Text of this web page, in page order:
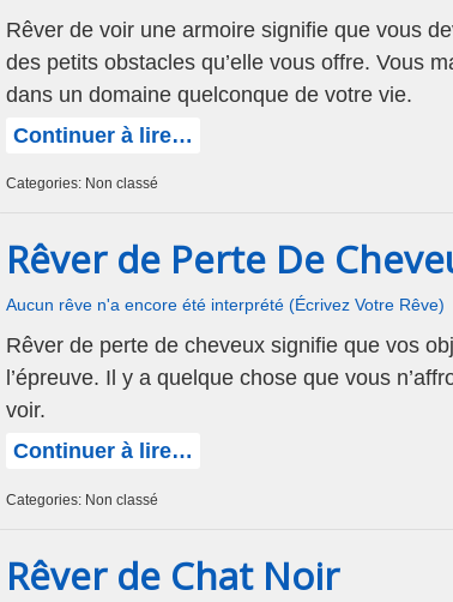
Rêver de voir une armoire signifie que vous
des petits obstacles qu’elle vous offre. Vous
dans un domaine quelconque de votre vie.
Continuer à lire…
Categories: Non classé
Rêver de Perte De
Aucun rêve n'a encore été interprété (Écrivez Votre Rêve)
Rêver de perte de cheveux signifie que vos
l’épreuve. Il y a quelque chose que vous
voir.
Continuer à lire…
Categories: Non classé
Rêver de Chat Noir